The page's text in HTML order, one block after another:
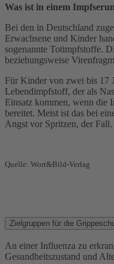
Was ist in einem
Bei den in Deutschland
Erwachsene und Kinder
sogenannte Totimpfstoffe.
beziehungsweise
Für Kinder von zwei bis 17
Lebendimpfstoff, der als
Einsatz kommen, wenn die
bereitet. Meist ist das bei
Angst vor Spritzen, der Fall.
Quelle: Wort&Bild-Verlag
Zielgruppen für die
An einer Influenza zu
Gesundheitszustand und